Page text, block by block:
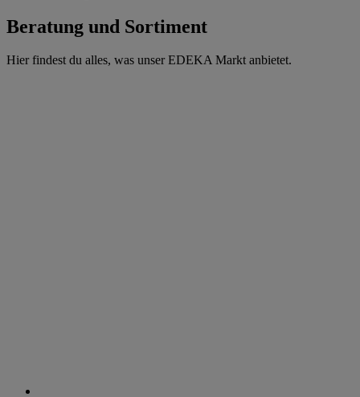
Beratung und Sortiment
Hier findest du alles, was unser EDEKA Markt anbietet.